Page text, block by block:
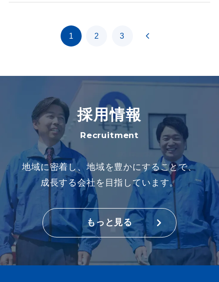
1 2 3
採用情報
Recruitment
地域に密着し、地域を豊かにすることで、
成長する会社を目指しています。
もっと見る